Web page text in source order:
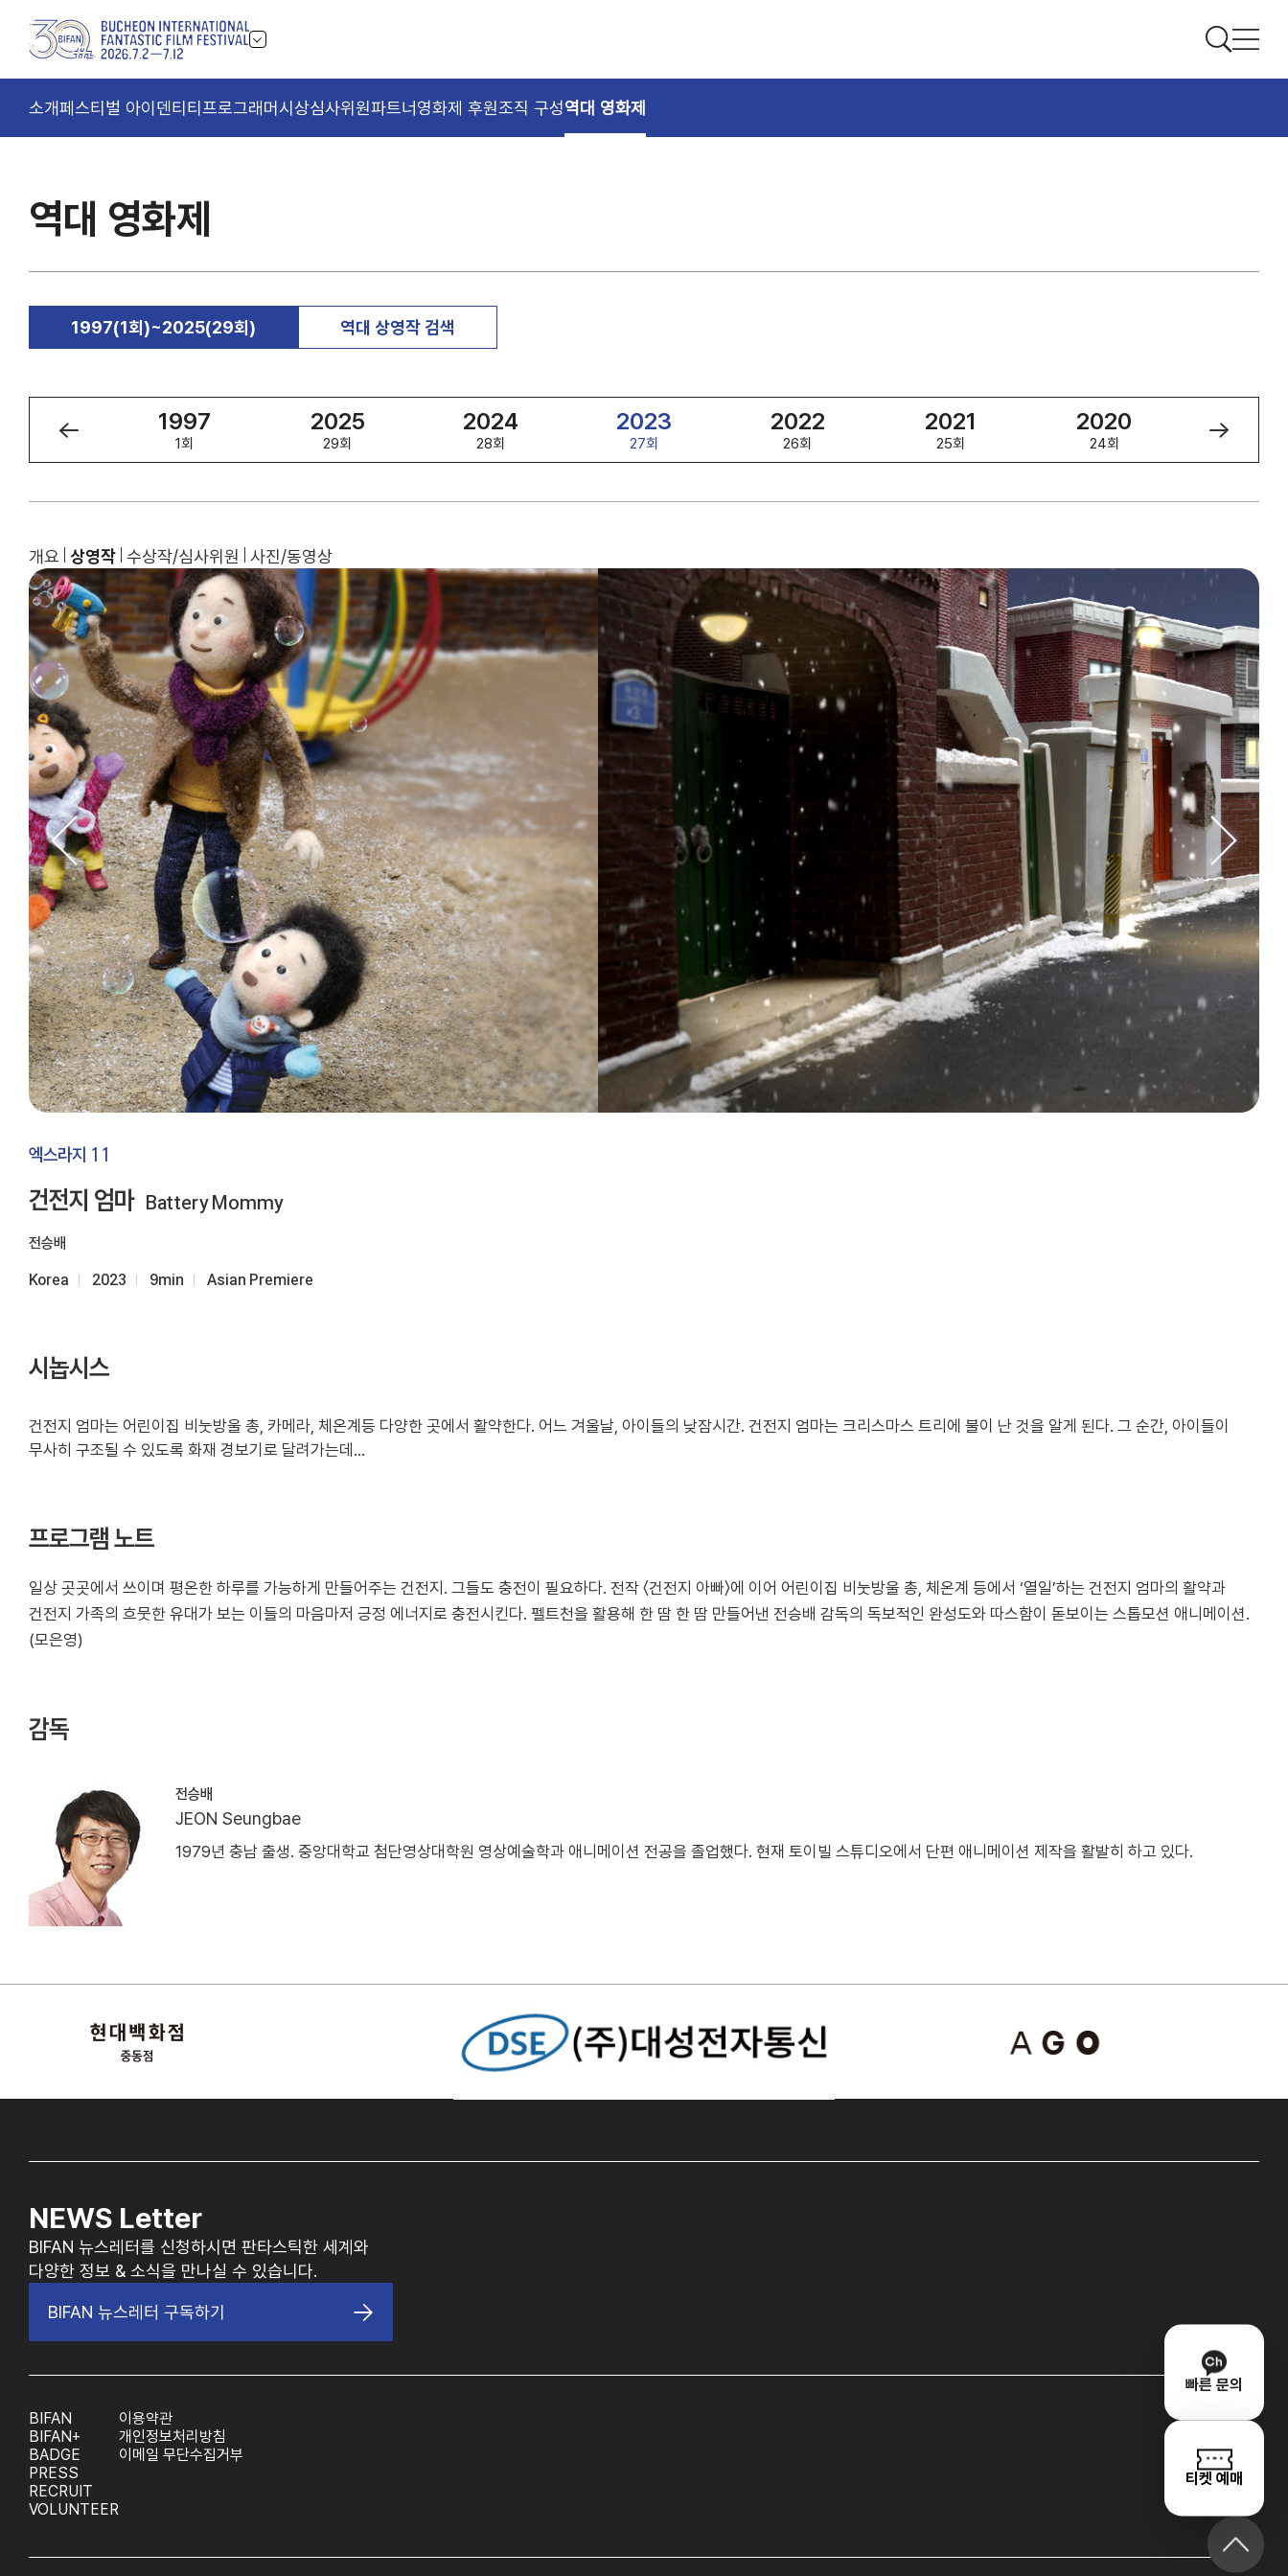
빠른 문의
티켓 예매
소개페스티벌 아이덴티티 프로그래머시상심사위원파트너영화제 후원조직 구성역대 영화제
역대 영화제
1997(1회)~2025(29회) 역대 상영작 검색
1997
1회
2025
29회
2024
28회
2023
27회
2022
26회
2021
25회
2020
24회
개요 상영작 수상작/심사위원 사진/동영상
엑스라지 11
건전지 엄마 Battery Mommy
전승배
Korea 2023 9min Asian Premiere
시놉시스
건전지 엄마는 어린이집 비눗방울 총, 카메라, 체온계등 다양한 곳에서 활약한다. 어느 겨울날, 아이들의 낮잠시간. 건전지 엄마는 크리스마스 트리에 불이 난 것을 알게 된다. 그 순간, 아이들이
무사히 구조될 수 있도록 화재 경보기로 달려가는데…
프로그램 노트
일상 곳곳에서 쓰이며 평온한 하루를 가능하게 만들어주는 건전지. 그들도 충전이 필요하다. 전작 〈건전지 아빠〉에 이어 어린이집 비눗방울 총, 체온계 등에서 ‘열일’하는 건전지 엄마의 활약과
건전지 가족의 흐뭇한 유대가 보는 이들의 마음마저 긍정 에너지로 충전시킨다. 펠트천을 활용해 한 땀 한 땀 만들어낸 전승배 감독의 독보적인 완성도와 따스함이 돋보이는 스톱모션 애니메이션.
(모은영)
감독
전승배
JEON Seungbae
1979년 충남 출생. 중앙대학교 첨단영상대학원 영상예술학과 애니메이션 전공을 졸업했다. 현재 토이빌 스튜디오에서 단편 애니메이션 제작을 활발히 하고 있다.
NEWS Letter
BIFAN 뉴스레터를 신청하시면 판타스틱한 세계와
다양한 정보 & 소식을 만나실 수 있습니다.
BIFAN 뉴스레터 구독하기
BIFAN
BIFAN+
BADGE
PRESS
RECRUIT
VOLUNTEER
이용약관
개인정보처리방침
이메일 무단수집거부